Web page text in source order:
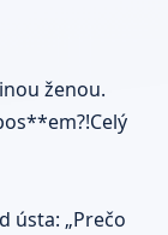
ženou.
Celý
ústa: „Prečo